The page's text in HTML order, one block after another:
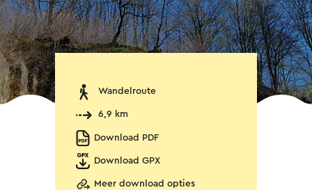
Wandelroute
6,9 km
Download PDF
Download GPX
Meer download opties